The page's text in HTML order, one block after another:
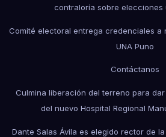
contraloría sobre elecciones
Comité electoral entrega credenciales a
UNA Puno
Contáctanos
Culmina liberación del terreno para
del nuevo Hospital Regional
Dante Salas Ávila es elegido rector de